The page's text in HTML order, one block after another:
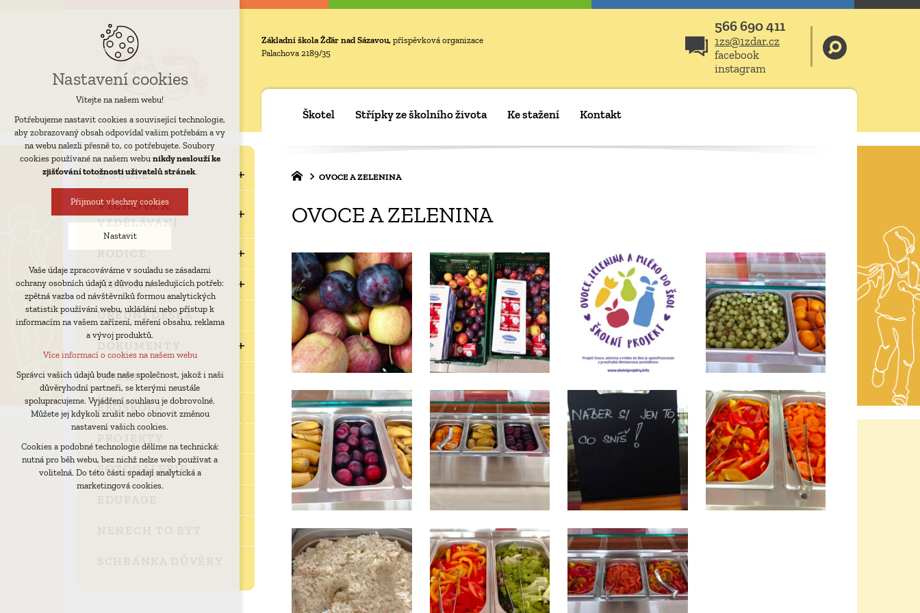
Základní škola Žďár nad Sázavou, příspěvková organizace
Palachova 2189/35
566 690 411
1zs@1zdar.cz
facebook
instagram
Škotel Střípky ze školního života Ke stažení Kontakt
O ŠKOLE
VÝCHOVA A
VZDĚLÁVÁNÍ
RODIČE
JÍDELNA
ÚŘEDNÍ DESKA
COOKIES
EKOŠKOLA
FOTOGALERIE
OVOCE A ZELENINA
OVOCE A ZELENINA
Nastavení cookies
Vítejte na našem webu!
Potřebujeme nastavit cookies a související technologie,
aby zobrazovaný obsah odpovídal vašim potřebám a vy
na webu nalezli přesně to, co potřebujete. Soubory
cookies používané na našem webu nikdy neslouží ke
zjišťování totožnosti uživatelů stránek.
Přijmout všechny cookies
Nastavit
Technická cookies
nutná pro provozování webu
udržení kontextu stránek (session): případná
přihlášení, volby jazyka, apod.
analytická pro anonymizované vyhodnocení
návštěvnosti
marketingová cookies (Google)
Více informací o cookies na našem webu
Přijmout všechny cookies
Odmítnout vše
Vaše údaje zpracováváme v souladu se zásadami
ochrany osobních údajů z důvodu následujících potřeb:
zpětná vazba od návštěvníků formou analytických
statistik používání webu, ukládání nebo přístup k
informacím na vašem zařízení, měření obsahu, reklama
a vývoj produktů.
Více informací o cookies na našem webu
Správci vašich údajů bude naše společnost, jakož i naši
důvěryhodní partneři, se kterými neustále
spolupracujeme. Vyjádření souhlasu je dobrovolné.
Můžete jej kdykoli zrušit nebo obnovit změnou
nastavení vašich cookies.
Cookies a podobné technologie dělíme na technická:
nutná pro běh webu, bez nichž nelze web používat a
volitelná. Do této části spadají analytická a
marketingová cookies.